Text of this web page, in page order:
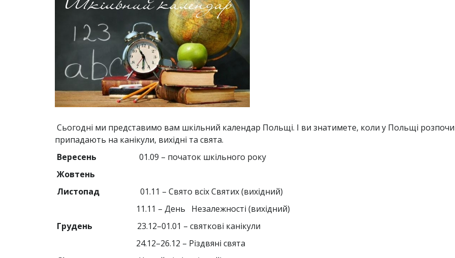
Сьогодні ми представимо вам шкільний календар Польщі. І ви знатимете, коли у Польщі
припадають на канікули, вихідні та свята.
Вересень 01.09 – початок шкільного року
Жовтень
Листопад 01.11 – Свято всіх Святих (вихідний)
11.11 – День Незалежності (вихідний)
Грудень 23.12–01.01 – святкові канікули
24.12–26.12 – Різдвяні свята